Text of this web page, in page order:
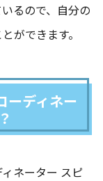
るので、自分の
ができます。
ーディネー
ネーター スピ